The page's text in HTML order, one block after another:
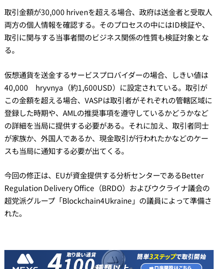
取引金額が30,000 hrivenを超える場合、政府は送金者と受取人
両方の個人情報を確認する。そのプロセスの中にはID検証や、
取引に関与する当事者間のビジネス関係の性質も検証対象とな
る。
仮想通貨を送金するサービスプロバイダーの場合、しきい値は
40,000 hryvnya（約1,600USD）に設定されている。取引が
この金額を超える場合、VASPは取引者がそれぞれの管轄区域に
登録した時期や、AMLの推奨事項を遵守しているかどうかなど
の詳細を当局に提供する必要がある。それに加え、取引者同士
が家族か、外国人であるか、現金取引が行われたかなどのケー
スも当局に通知する必要が出てくる。
今回の修正は、EUが資金提供する分析センターであるBetter
Regulation Delivery Office（BRDO）およびウクライナ議会の
超党派グループ「Blockchain4Ukraine」の議員によって準備さ
れた。